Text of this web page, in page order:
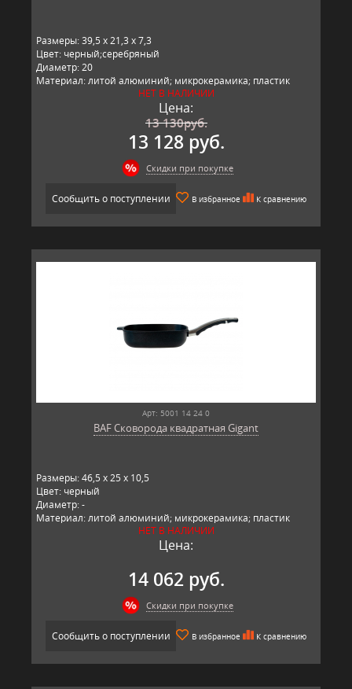
Размеры: 39,5 x 21,3 x 7,3
Цвет: черный;серебряный
Диаметр: 20
Материал: литой алюминий; микрокерамика; пластик
Производитель: BAF, Германия
НЕТ В НАЛИЧИИ
Цена:
13 130руб.
13 128 руб.
Скидки при покупке
Сообщить о поступлении В избранное К сравнению
Арт: 5001 14 24 0
BAF Сковорода квадратная Gigant
Размеры: 46,5 x 25 x 10,5
Цвет: черный
Диаметр: -
Материал: литой алюминий; микрокерамика; пластик
Производитель: BAF, Германия
НЕТ В НАЛИЧИИ
Цена:
14 062 руб.
Скидки при покупке
Сообщить о поступлении В избранное К сравнению